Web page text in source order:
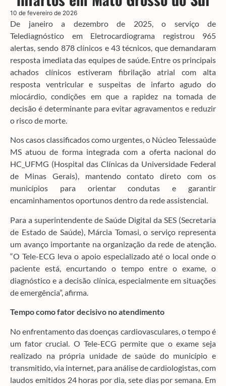
10 de fevereiro de 2026
De janeiro a dezembro de 2025, o serviço de
Telediagnóstico em Eletrocardiograma registrou 965
alertas, sendo 878 clínicos e 43 técnicos, que demandaram
resposta imediata das equipes de saúde. Entre os principais
achados clínicos estiveram fibrilação atrial com alta
resposta ventricular e suspeitas de infarto agudo do
miocárdio, condições em que a rapidez na tomada de
decisão é determinante para evitar agravamentos e reduzir
o risco de morte.
Nos casos classificados como urgentes, o Núcleo Telessaúde
MS atuou de forma integrada com a oferta nacional do
HC_UFMG (Hospital das Clínicas da Universidade Federal
de Minas Gerais), mantendo contato direto com os
municípios para orientar condutas e garantir
encaminhamentos oportunos dentro da rede assistencial.
Para a superintendente de Saúde Digital da SES (Secretaria
de Estado de Saúde), Márcia Tomasi, o serviço representa
um avanço importante na organização da rede de atenção.
“O Tele-ECG leva o apoio especializado até o local onde o
paciente está, encurtando o tempo entre o exame, o
diagnóstico e a decisão clínica, especialmente em situações
de emergência”, afirma.
Tempo como fator decisivo no atendimento
No enfrentamento das doenças cardiovasculares, o tempo é
um fator crucial. O Tele-ECG permite que o exame seja
realizado na própria unidade de saúde do município e
transmitido, via internet, para análise de cardiologistas, com
laudos emitidos 24 horas por dia, sete dias por semana. Em